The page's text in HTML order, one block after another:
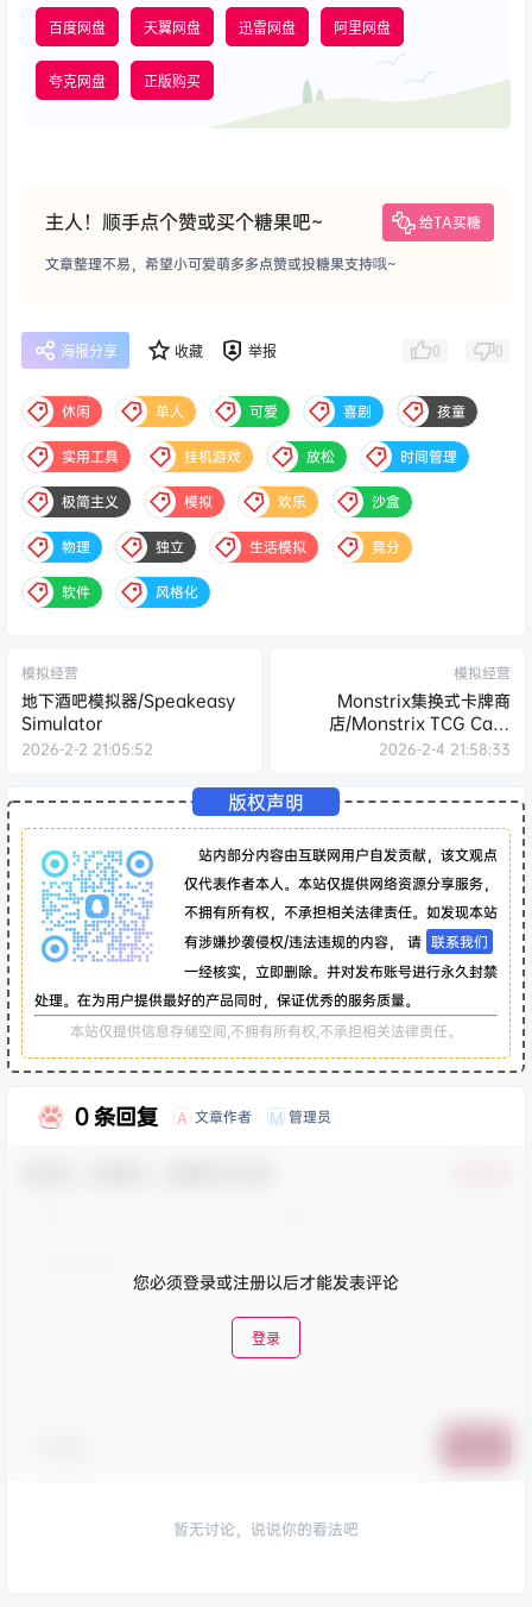
百度网盘 天翼网盘 迅雷网盘 阿里网盘
夸克网盘 正版购买
主人！顺手点个赞或买个糖果吧~ 给TA买糖
文章整理不易，希望小可爱萌多多点赞或投糖果支持哦~
海报分享 收藏 举报 0 0
休闲 单人 可爱 喜剧 孩童
实用工具 挂机游戏 放松 时间管理
极简主义 模拟 欢乐 沙盒
物理 独立 生活模拟 竞分
软件 风格化
模拟经营
地下酒吧模拟器/Speakeasy
Simulator
2026-2-2 21:05:52
模拟经营
Monstrix集换式卡牌商
店/Monstrix TCG Card
Shop
2026-2-4 21:58:33
版权声明
站内部分内容由互联网用户自发贡献，该文观点
仅代表作者本人。本站仅提供网络资源分享服务，
不拥有所有权，不承担相关法律责任。如发现本站
有涉嫌抄袭侵权/违法违规的内容， 请 联系我们
一经核实，立即删除。并对发布账号进行永久封禁
处理。在为用户提供最好的产品同时，保证优秀的服务质量。
本站仅提供信息存储空间,不拥有所有权,不承担相关法律责任。
0 条回复 A 文章作者 M 管理员
您必须登录或注册以后才能发表评论
登录
暂无讨论，说说你的看法吧